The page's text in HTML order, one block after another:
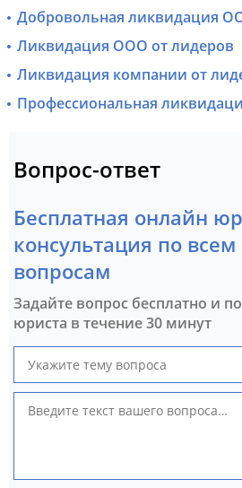
Добровольная ликвидация
Ликвидация ООО от лидеров
Ликвидация компании от
Профессиональная
Вопрос-ответ
Бесплатная онлайн
консультация по
вопросам
Задайте вопрос бесплатно и
юриста в течение 30 минут